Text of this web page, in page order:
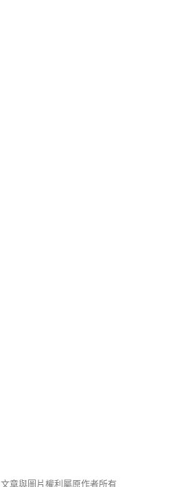
文章與圖片權利屬原作者所有